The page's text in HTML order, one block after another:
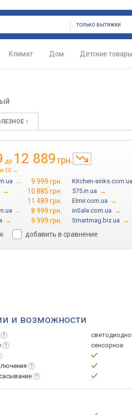
только вытяжки
Климат Дом Детские товары
1
до 12 889 грн.
20 →
→ 9 999 грн. Kitchen-sinks.com.ua
→ 10 885 грн. 575.in.ua →
11 489 грн. Elmir.com.ua →
→ 8 999 грн. inSale.com.ua →
→ 9 999 грн. Smartmag.biz.ua →
добавить в сравнение
и возможности
сенсорное